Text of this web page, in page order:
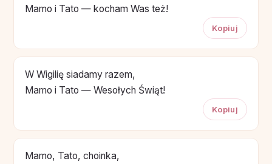
Mamo i Tato — kocham Was też!
Kopiuj
W Wigilię siadamy razem,
Mamo i Tato — Wesołych Świąt!
Kopiuj
Mamo, Tato, choinka,